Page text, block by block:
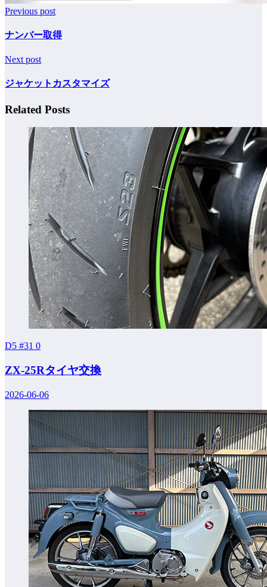
Previous post
ナンバー取得
Next post
ジャケットカスタマイズ
Related Posts
D5 #31 0
ZX-25Rタイヤ交換
2026-06-06